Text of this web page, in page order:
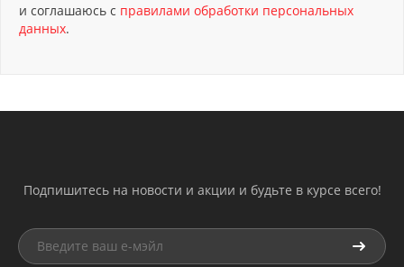
и соглашаюсь с правилами обработки персональных
данных.
Подпишитесь на новости и акции и будьте в курсе всего!